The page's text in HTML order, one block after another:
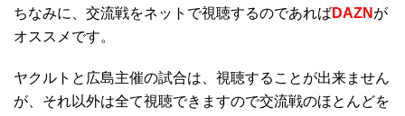
ちなみに、交流戦をネットで視聴するのであればDAZN が
オススメです。
ヤクルトと広島主催の試合は、視聴することが出来ません
が、それ以外は全て視聴できますので交流戦のほとんどを